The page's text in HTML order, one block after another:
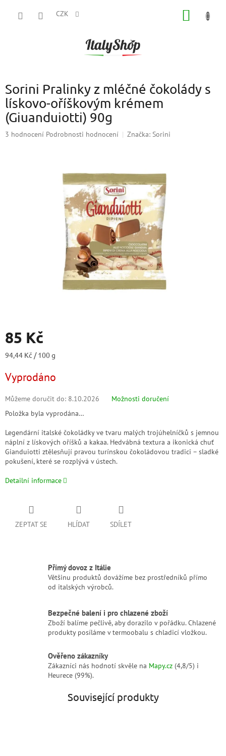
CZK
Sorini Pralinky z mléčné čokolády s
lískovo-oříškovým krémem
(Giuanduiotti) 90g
Průměrné
3 hodnocení Podrobnosti hodnocení Značka: Sorini
85 Kč
Měrná
94,44 Kč / 100 g
Vyprodáno
Můžeme doručit do: 8.10.2026
Možnosti doručení
Položka byla vyprodána…
Legendární italské čokoládky ve tvaru malých trojúhelníčků s jemnou
náplní z lískových oříšků a kakaa. Hedvábná textura a ikonická chuť
Gianduiotti ztělesňují pravou turínskou čokoládovou tradici – sladké
pokušení, které se rozplývá v ústech.
Detailní informace
ZEPTAT SE HLÍDAT SDÍLET
Přímý dovoz z Itálie
Většinu produktů dovážíme bez prostředníků přímo
od italských výrobců.
Bezpečné balení i pro chlazené zboží
Zboží balíme pečlivě, aby dorazilo v pořádku. Chlazené
produkty posíláme v termoobalu s chladicí vložkou.
Ověřeno zákazníky
Zákazníci nás hodnotí skvěle na Mapy.cz (4,8/5) i
Heurece (99%).
Související produkty